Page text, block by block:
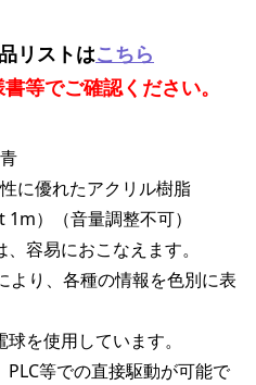
リストはこちら
等でご確認ください。
に優れたアクリル樹脂
）（音量調整不可）
容易におこなえます。
より、各種の情報を色別に表
を使用しています。
等での直接駆動が可能で